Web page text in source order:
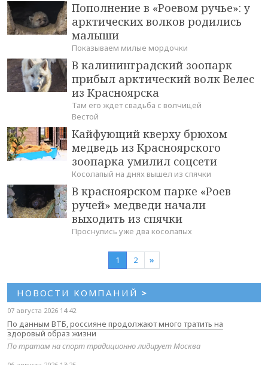
Пополнение в «Роевом ручье»: у
арктических волков родились
малыши
Показываем милые мордочки
В калининградский зоопарк
прибыл арктический волк Велес
из Красноярска
Там его ждет свадьба с волчицей
Вестой
Кайфующий кверху брюхом
медведь из Красноярского
зоопарка умилил соцсети
Косолапый на днях вышел из спячки
В красноярском парке «Роев
ручей» медведи начали
выходить из спячки
Проснулись уже два косолапых
1 2 »
НОВОСТИ КОМПАНИЙ >
07 августа 2026 14:42
По данным ВТБ, россияне продолжают много тратить на
здоровый образ жизни
По тратам на спорт традиционно лидирует Москва